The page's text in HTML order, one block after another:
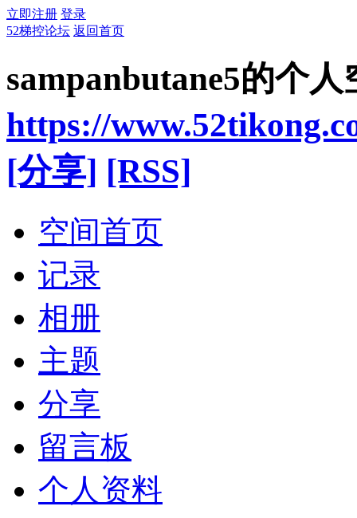
立即注册 登录
52梯控论坛 返回首页
sampanbutane5的个人
https://
[分享] [RSS]
空间首页
记录
相册
主题
分享
留言板
个人资料